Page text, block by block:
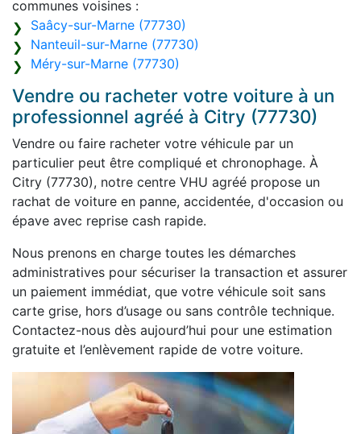
communes voisines :
Saâcy-sur-Marne (77730)
Nanteuil-sur-Marne (77730)
Méry-sur-Marne (77730)
Vendre ou racheter votre voiture à un
professionnel agréé à Citry (77730)
Vendre ou faire racheter votre véhicule par un
particulier peut être compliqué et chronophage. À
Citry (77730), notre centre VHU agréé propose un
rachat de voiture en panne, accidentée, d'occasion ou
épave avec reprise cash rapide.
Nous prenons en charge toutes les démarches
administratives pour sécuriser la transaction et assurer
un paiement immédiat, que votre véhicule soit sans
carte grise, hors d’usage ou sans contrôle technique.
Contactez-nous dès aujourd’hui pour une estimation
gratuite et l’enlèvement rapide de votre voiture.